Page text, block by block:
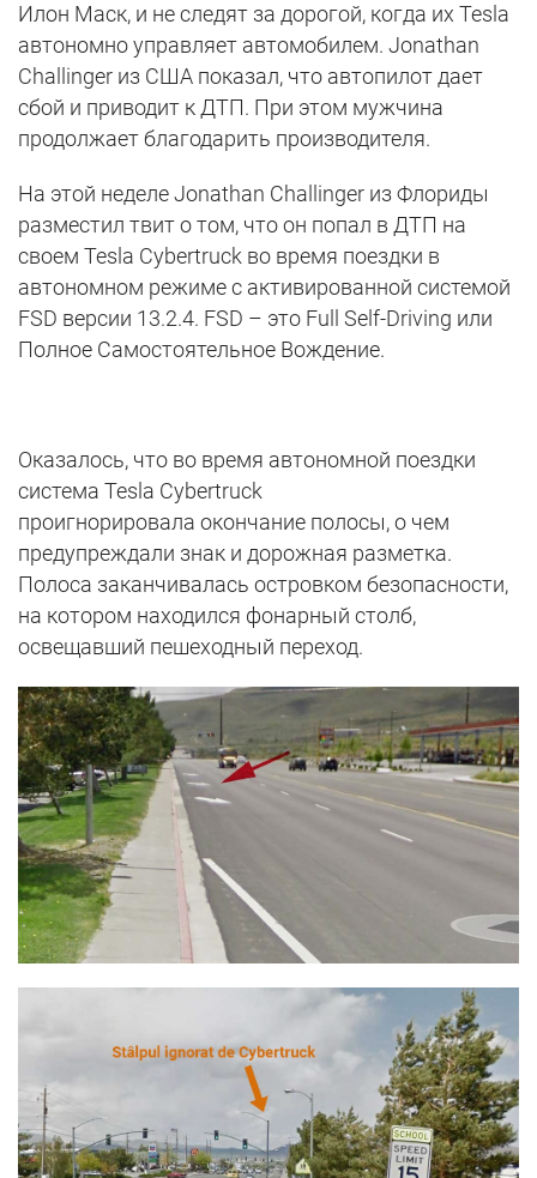
Илон Маск, и не следят за дорогой, когда их Tesla
автономно управляет автомобилем. Jonathan
Challinger из США показал, что автопилот дает
сбой и приводит к ДТП. При этом мужчина
продолжает благодарить производителя.
На этой неделе Jonathan Challinger из Флориды
разместил твит о том, что он попал в ДТП на
своем Tesla Cybertruck во время поездки в
автономном режиме с активированной системой
FSD версии 13.2.4. FSD – это Full Self-Driving или
Полное Самостоятельное Вождение.
Оказалось, что во время автономной поездки
система Tesla Cybertruck
проигнорировала окончание полосы, о чем
предупреждали знак и дорожная разметка.
Полоса заканчивалась островком безопасности,
на котором находился фонарный столб,
освещавший пешеходный переход.